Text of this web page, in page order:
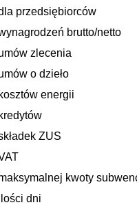
przedsiębiorców
brutto/netto
zlecenia
o dzieło
energii
ZUS
kwoty
dni